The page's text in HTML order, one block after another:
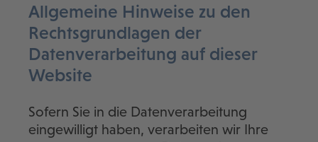
Allgemeine Hinweise zu den
Rechtsgrundlagen der
Datenverarbeitung auf dieser
Website
Sofern Sie in die Datenverarbeitung
eingewilligt haben, verarbeiten wir Ihre